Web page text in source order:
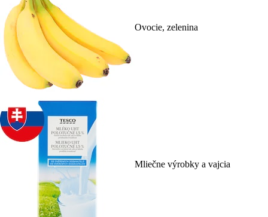
Ovocie, zelenina
Mliečne výrobky a vajcia